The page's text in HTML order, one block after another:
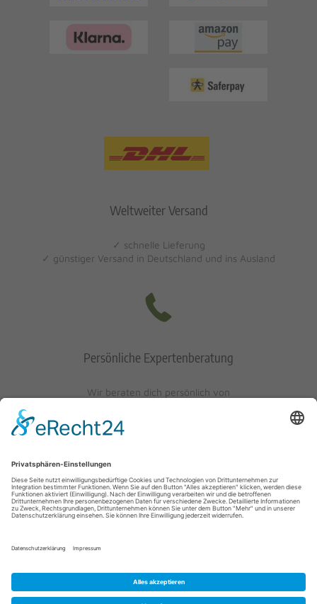
Weltweiter Versand
✓ schnelle Lieferung
✓ günstiger Versand in Deutschland und ins Ausland
Persönliche Expertenberatung
Wir beraten dich persönlich von
0621/405401-10